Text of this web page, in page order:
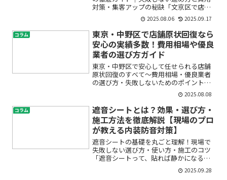
対策・集客アップの秘訣「文京区で店舗
やオフィスのテナント移転を考えている
けど、何から始めていいかわからない」
「費用や手続き、集客面で不安がたくさ
ん…」——そんな悩みをお...
2025.08.06 2025.09.17
コラム
東京・中野区で店舗原状回復なら
安心の実績多数！費用相場や優良
業者の選び方ガイド
東京・中野区で安心して任せられる店舗
原状回復のすべて～費用相場・優良業者
の選び方・失敗しないためのポイント
「店舗の退去が決まったけど、原状回復
ってどう進めればいいの？」「費用はい
くらくらいかかるの？」「どんな業者に
頼めば安心？」――このよう...
2025.08.08
コラム
遮音シートとは？効果・選び方・
施工方法を徹底解説【現場のプロ
が教える内装防音対策】
遮音シートの基礎を丸ごと理解！現場で
失敗しない選び方・使い方・施工のコツ
「遮音シートって、貼れば静かになる
の？吸音材と何が違う？床と壁どっちに
使う？」——初めての防音対策で、こん
2025.09.28